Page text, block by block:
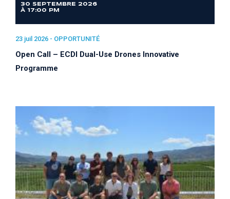
30 SEPTEMBRE 2026
À 17:00 PM
23 juil 2026 - OPPORTUNITÉ
Open Call – ECDI Dual-Use Drones Innovative
Programme